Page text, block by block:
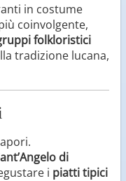
in costume
coinvolgente,
folkloristici
tradizione lucana,
di
i piatti tipici